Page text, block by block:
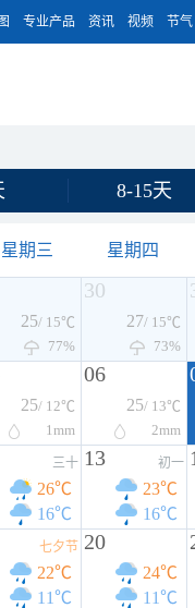
专业产品 资讯 视频 节气
8-15天
星期三 星期四
25/ 15℃
77%
30
27/ 15℃
73%
25/ 12℃
1mm
06
25/ 13℃
2mm
三十
26℃
16℃
13 初一
23℃
16℃
七夕节
22℃
11℃
20
24℃
11℃